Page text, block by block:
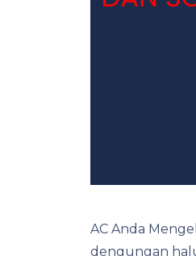
AC Anda
dengungan